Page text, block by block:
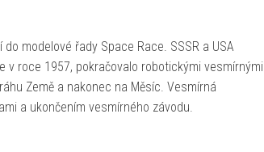
modelové řady Space Race. SSSR a USA
v roce 1957, pokračovalo robotickými vesmírnými
Země a nakonec na Měsíc. Vesmírná
a ukončením vesmírného závodu.